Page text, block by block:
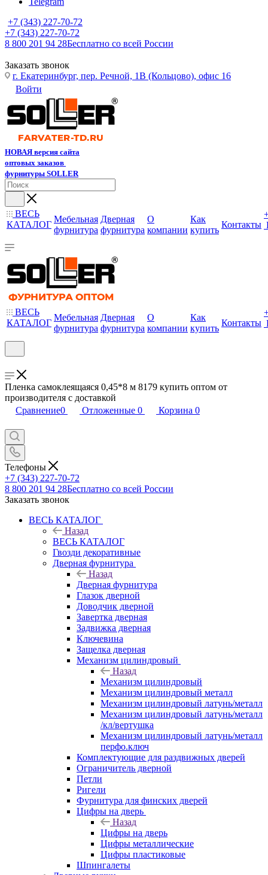
+7 (343) 227-70-72
+7 (343) 227-70-72
8 800 201 94 28Бесплатно со всей России
Заказать звонок
г. Екатеринбург, пер. Речной, 1В (Кольцово), офис 16
Войти
НОВАЯ версия сайта
оптовых заказов
фурнитуры SOLLER
ВЕСЬ
КАТАЛОГ
Мебельная
фурнитура
Дверная
фурнитура
О
компании
Как
купить
Контакты
ВЕСЬ
КАТАЛОГ
Мебельная
фурнитура
Дверная
фурнитура
О
компании
Как
купить
Контакты
Пленка самоклеящаяся 0,45*8 м 8179 купить оптом от
производителя с доставкой
Сравнение0 Отложенные 0 Корзина 0
Телефоны
+7 (343) 227-70-72
8 800 201 94 28Бесплатно со всей России
Заказать звонок
ВЕСЬ КАТАЛОГ
Назад
ВЕСЬ КАТАЛОГ
Гвозди декоративные
Дверная фурнитура
Назад
Дверная фурнитура
Глазок дверной
Доводчик дверной
Завертка дверная
Задвижка дверная
Ключевина
Защелка дверная
Механизм цилиндровый
Назад
Механизм цилиндровый
Механизм цилиндровый металл
Механизм цилиндровый латунь/металл
Механизм цилиндровый латунь/металл
/кл/вертушка
Механизм цилиндровый латунь/металл
перфо.ключ
Комплектующие для раздвижных дверей
Ограничитель дверной
Петли
Ригели
Фурнитура для финских дверей
Цифры на дверь
Назад
Цифры на дверь
Цифры металлические
Цифры пластиковые
Шпингалеты